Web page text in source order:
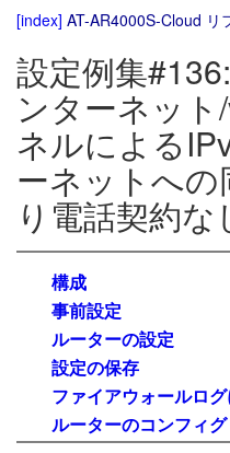
[index] AT-AR4000S-Cloud リ
設定例集
ンターネット
ネルによる
ーネットへ
り電話契約な
構成
事前設定
ルーターの設定
設定の保存
ファイアウォールロ
ルーターのコンフィグ